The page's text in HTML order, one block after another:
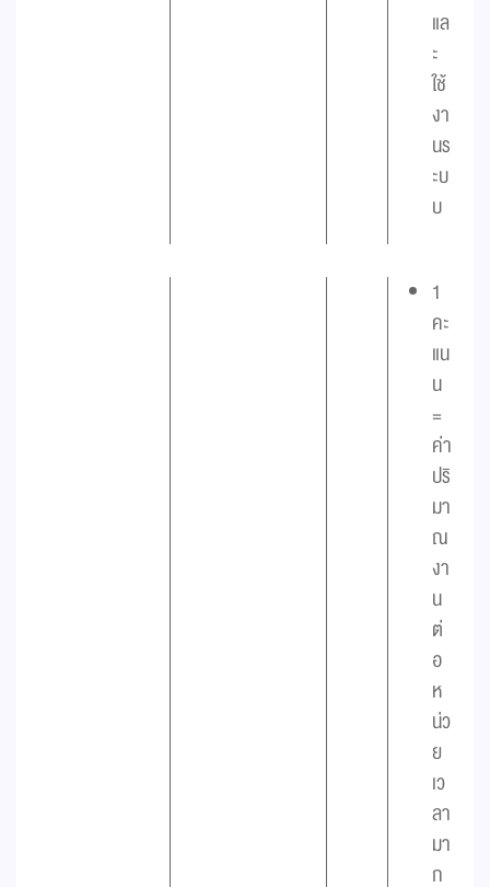
แล
ะ
ใช้
งา
นร
ะบ
บ
1
คะ
แน
น
=
ค่า
ปริ
มา
ณ
งา
น
ต่
อ
ห
น่ว
ย
เว
ลา
มา
ก